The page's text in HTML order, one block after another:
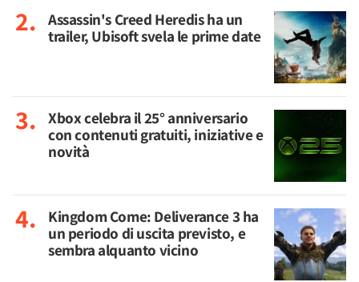
Assassin's Creed Heredis ha un
trailer, Ubisoft svela le prime date
Xbox celebra il 25° anniversario
con contenuti gratuiti, iniziative e
novità
Kingdom Come: Deliverance 3 ha
un periodo di uscita previsto, e
sembra alquanto vicino